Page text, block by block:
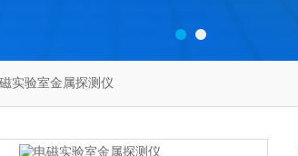
实验室金属探测仪